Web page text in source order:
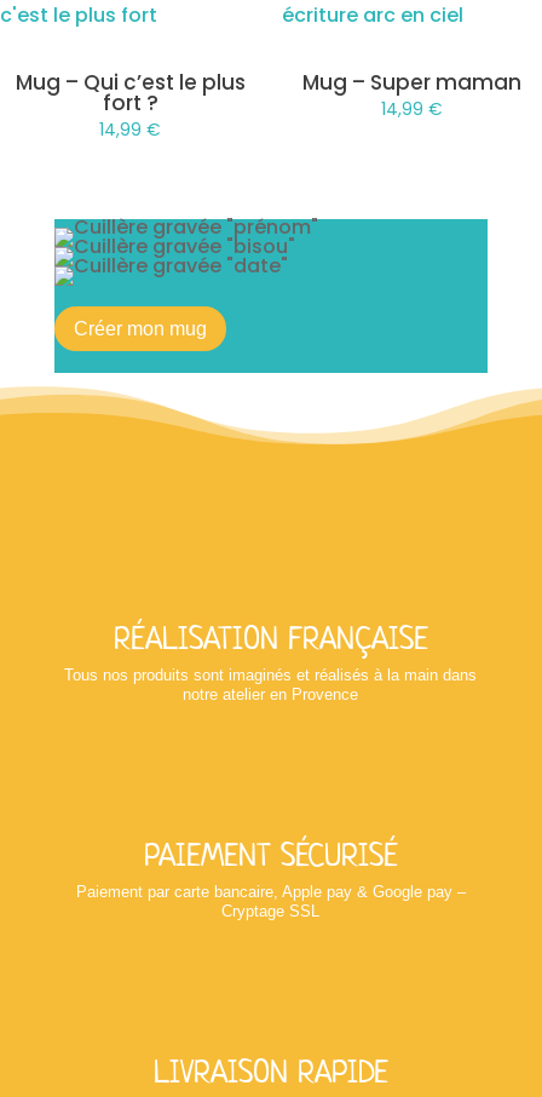
Mug – Qui c’est le plus
fort ?
14,99€
Mug – Super maman
14,99 €
Créer mon mug
RÉALISATION FRANÇAISE
Tous nos produits sont imaginés et réalisés à la main dans
notre atelier en Provence
PAIEMENT SÉCURISÉ
Paiement par carte bancaire, Apple pay & Google pay –
Cryptage SSL
LIVRAISON RAPIDE